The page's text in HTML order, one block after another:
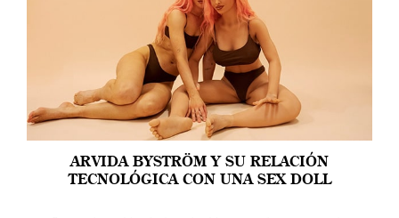
ARVIDA BYSTRÖM Y SU RELACIÓN
TECNOLÓGICA CON UNA SEX DOLL